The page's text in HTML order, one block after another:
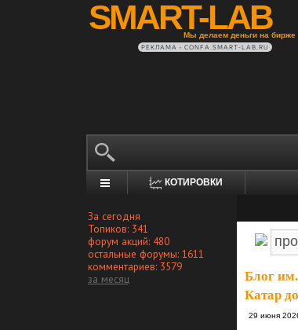
SMART-LAB
Мы делаем деньги на бирже
РЕКЛАМА • CONFA.SMART-LAB.RU
КОТИРОВКИ
За сегодня
Топиков: 341
форум акций: 480
остальные форумы: 1611
комментариев: 3579
за месяц
Блог
Катар
29 июня